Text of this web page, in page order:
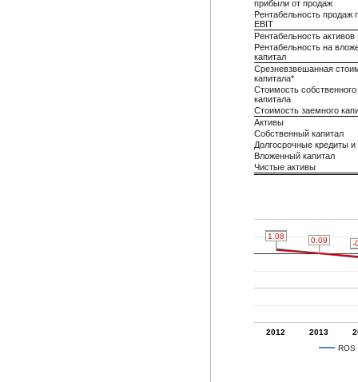
прибыли от продаж
Рентабельность продаж
EBIT
Рентабельность активов
Рентабельность на
капитал
Срезневзвешанная
капитала*
Стоимость собственного
капитала
Стоимость заемного
Активы
Собственный капитал
Долгосрочные кредиты
Вложенный капитал
Чистые активы
ROS
2012 2013
1.37
1.37 0.11
0.11
--
1.08
1.08 0.09
0.09 --